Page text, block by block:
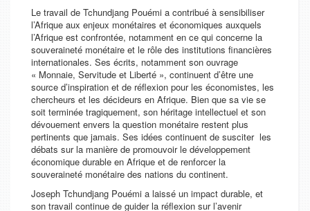
Le travail de Tchundjang Pouémi a contribué à sensibiliser
l’Afrique aux enjeux monétaires et économiques auxquels
l’Afrique est confrontée, notamment en ce qui concerne la
souveraineté monétaire et le rôle des institutions financières
internationales. Ses écrits, notamment son ouvrage
« Monnaie, Servitude et Liberté », continuent d’être une
source d’inspiration et de réflexion pour les économistes, les
chercheurs et les décideurs en Afrique. Bien que sa vie se
soit terminée tragiquement, son héritage intellectuel et son
dévouement envers la question monétaire restent plus
pertinents que jamais. Ses idées continuent de susciter les
débats sur la manière de promouvoir le développement
économique durable en Afrique et de renforcer la
souveraineté monétaire des nations du continent.
Joseph Tchundjang Pouémi a laissé un impact durable, et
son travail continue de guider la réflexion sur l’avenir